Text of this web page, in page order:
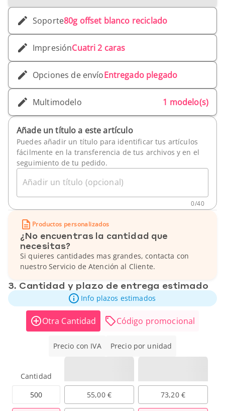
Soporte80g offset blanco reciclado
ImpresiónCuatri 2 caras
Opciones de envíoEntregado plegado
Multimodelo 1 modelo(s)
Añade un título a este artículo
Puedes añadir un título para identificar tus artículos
fácilmente en la transferencia de tus archivos y en el
seguimiento de tu pedido.
Añadir un título (opcional)
0/40
Productos personalizados
¿No encuentras la cantidad que
necesitas?
Si quieres cantidades mas grandes, contacta con
nuestro Servicio de Atención al Cliente.
3. Cantidad y plazo de entrega estimado
Info plazos estimados
Otra Cantidad Código promocional
Precio con IVA Precio por unidad
Cantidad
500
55,00 € 73,20 €